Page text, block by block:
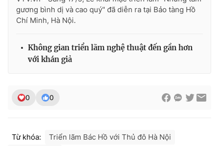
gương bình dị và cao quý" đã diễn ra tại Bảo tàng Hồ
Chí Minh, Hà Nội.
Không gian triển lãm nghệ thuật đến gần hơn
với khán giả
0 0
Từ khóa:
Triển lãm Bác Hồ với Thủ đô Hà Nội